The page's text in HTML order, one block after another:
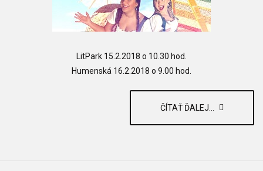
LitPark 15.2.2018 o 10.30 hod.
Humenská 16.2.2018 o 9.00 hod.
ČÍTAŤ ĎALEJ...